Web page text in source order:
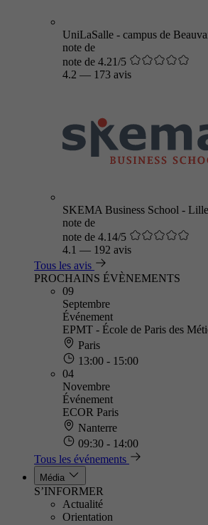
UniLaSalle - campus de
note de
note de 4.21/5
4.2 — 173 avis
SKEMA Business School - Lille
note de
note de 4.14/5
4.1 — 192 avis
Tous les avis
PROCHAINS ÉVÈNEMENTS
09
Septembre
Événement
EPMT - École de Paris des
Paris
13:00 - 15:00
04
Novembre
Événement
ECOR Paris
Nanterre
09:30 - 14:00
Tous les événements
Média
S’INFORMER
Actualité
Orientation